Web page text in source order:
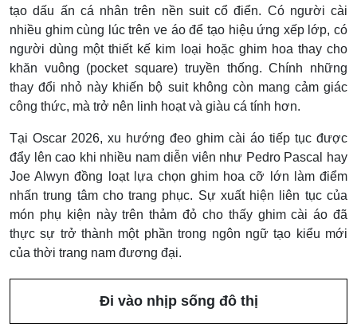
tạo dấu ấn cá nhân trên nền suit cổ điển. Có người cài
nhiều ghim cùng lúc trên ve áo để tạo hiệu ứng xếp lớp, có
người dùng một thiết kế kim loại hoặc ghim hoa thay cho
khăn vuông (pocket square) truyền thống. Chính những
thay đổi nhỏ này khiến bộ suit không còn mang cảm giác
công thức, mà trở nên linh hoạt và giàu cá tính hơn.
Tại Oscar 2026, xu hướng đeo ghim cài áo tiếp tục được
đẩy lên cao khi nhiều nam diễn viên như Pedro Pascal hay
Joe Alwyn đồng loạt lựa chọn ghim hoa cỡ lớn làm điểm
nhấn trung tâm cho trang phục. Sự xuất hiện liên tục của
món phụ kiện này trên thảm đỏ cho thấy ghim cài áo đã
thực sự trở thành một phần trong ngôn ngữ tạo kiểu mới
của thời trang nam đương đại.
Đi vào nhịp sống đô thị